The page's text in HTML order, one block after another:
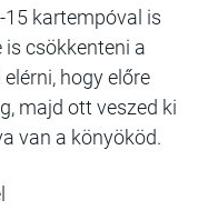
15 kartempóval is
csökkenteni a
hogy előre
majd ott veszed ki
van a könyököd.